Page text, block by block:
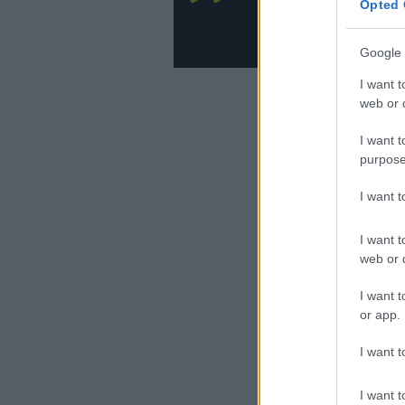
Opted
Google
I want
web or
I want
I want
I want
web or
I want
or app.
I want
I want
— Stephen